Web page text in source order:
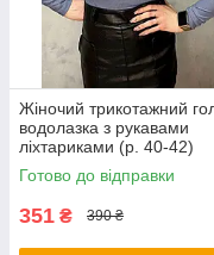
Жіночий трикотажний
водолазка з рукавами
ліхтариками (р. 40-42)
1043183r
Готово до відправки
351 ₴ 390 ₴